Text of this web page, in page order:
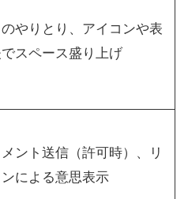
やりとり、アイコンや表
スペース盛り上げ
ント送信（許可時）、リ
による意思表示